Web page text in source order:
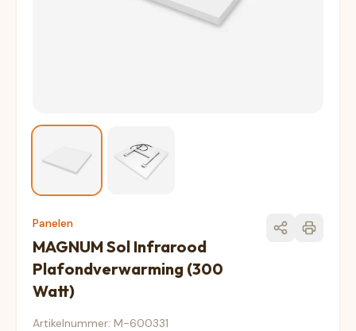
Panelen
MAGNUM Sol Infrarood
Plafondverwarming (300
Watt)
Artikelnummer: M-600331